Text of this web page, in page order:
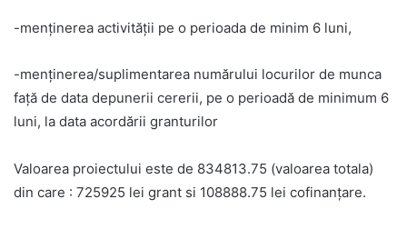
-menținerea activității pe o perioada de minim 6 luni,
-menținerea/suplimentarea numărului locurilor de munca
față de data depunerii cererii, pe o perioadă de minimum 6
luni, la data acordării granturilor
Valoarea proiectului este de 834813.75 (valoarea totala)
din care : 725925 lei grant si 108888.75 lei cofinanțare.